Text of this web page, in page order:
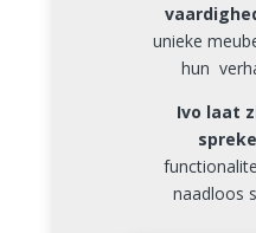
unieke
hun
Ivo laat
naadloos